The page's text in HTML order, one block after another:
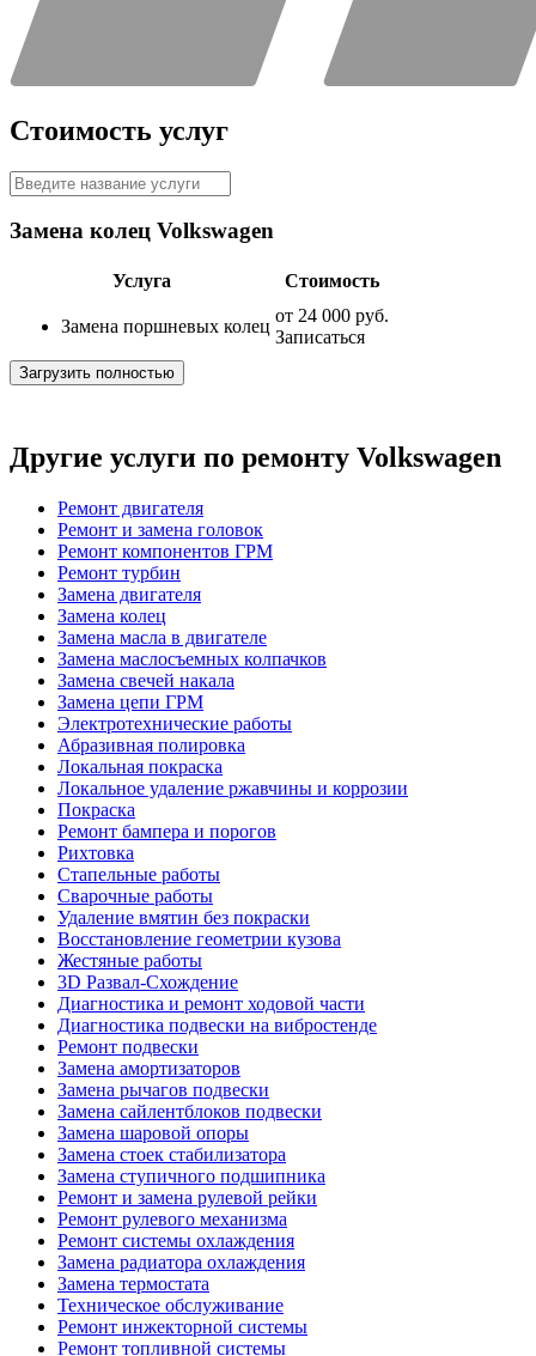
Стоимость услуг
Замена колец Volkswagen
Услуга Стоимость
Замена поршневых колец
от 24 000 руб.
Записаться
Загрузить полностью
Другие услуги по ремонту Volkswagen
Ремонт двигателя
Ремонт и замена головок
Ремонт компонентов ГРМ
Ремонт турбин
Замена двигателя
Замена колец
Замена масла в двигателе
Замена маслосъемных колпачков
Замена свечей накала
Замена цепи ГРМ
Электротехнические работы
Абразивная полировка
Локальная покраска
Локальное удаление ржавчины и коррозии
Покраска
Ремонт бампера и порогов
Рихтовка
Стапельные работы
Сварочные работы
Удаление вмятин без покраски
Восстановление геометрии кузова
Жестяные работы
3D Развал-Схождение
Диагностика и ремонт ходовой части
Диагностика подвески на вибростенде
Ремонт подвески
Замена амортизаторов
Замена рычагов подвески
Замена сайлентблоков подвески
Замена шаровой опоры
Замена стоек стабилизатора
Замена ступичного подшипника
Ремонт и замена рулевой рейки
Ремонт рулевого механизма
Ремонт системы охлаждения
Замена радиатора охлаждения
Замена термостата
Техническое обслуживание
Ремонт инжекторной системы
Ремонт топливной системы